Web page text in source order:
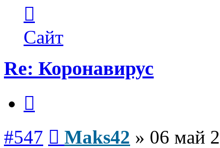
пользователя
Maks42
Сайт
Re: Коронавирус
#547 Maks42 » 06 май